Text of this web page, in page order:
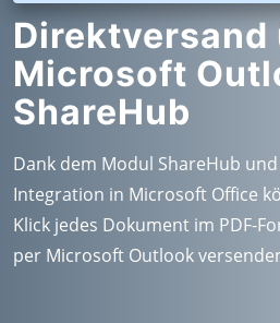
Direktversand
Microsoft
ShareHub
Dank dem Modul ShareHub
Integration in Microsoft Office
Klick jedes Dokument im PDF-
per Microsoft Outlook